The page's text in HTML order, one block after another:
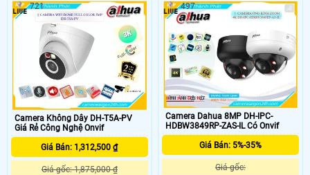
Camera Không Dây DH-T5A-PV
Giá Rẻ Công Nghệ Onvif
Giá Bán: 1,312,500 ₫
Giá gốc: 1,875,000 ₫
721
Camera Dahua 8MP DH-IPC-
HDBW3849RP-ZAS-IL Có Onvif
Giá Bán: 5%-35%
Giá gốc:
497